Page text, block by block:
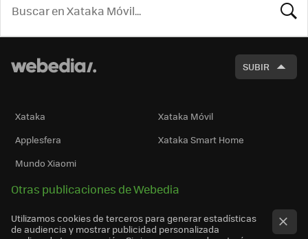
SUBIR
Xataka
Xataka Móvil
Applesfera
Xataka Smart Home
Mundo Xiaomi
Otras publicaciones de Webedia
Utilizamos cookies de terceros para generar estadísticas
de audiencia y mostrar publicidad personalizada